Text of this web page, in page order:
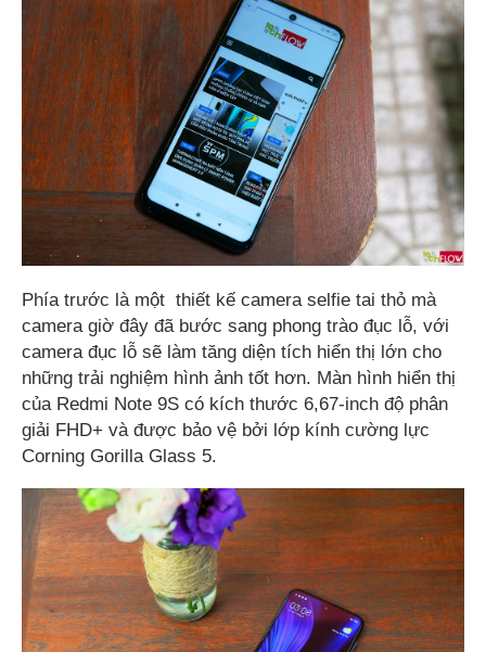
Phía trước là một thiết kế camera selfie tai thỏ mà
camera giờ đây đã bước sang phong trào đục lỗ, với
camera đục lỗ sẽ làm tăng diện tích hiển thị lớn cho
những trải nghiệm hình ảnh tốt hơn. Màn hình hiển thị
của Redmi Note 9S có kích thước 6,67-inch độ phân
giải FHD+ và được bảo vệ bởi lớp kính cường lực
Corning Gorilla Glass 5.